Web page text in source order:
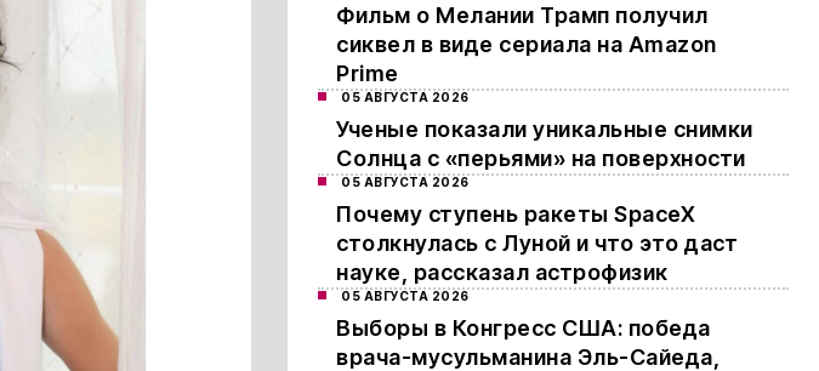
Фильм о Мелании Трамп получил
сиквел в виде сериала на Amazon
Prime
05 АВГУСТА 2026
Ученые показали уникальные снимки
Солнца с «перьями» на поверхности
05 АВГУСТА 2026
Почему ступень ракеты SpaceX
столкнулась с Луной и что это даст
науке, рассказал астрофизик
05 АВГУСТА 2026
Выборы в Конгресс США: победа
врача-мусульманина Эль-Сайеда,